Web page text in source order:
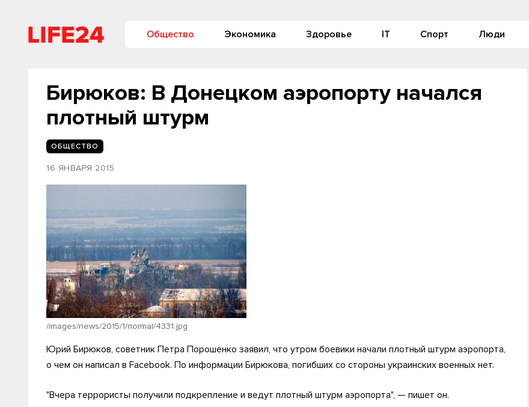
Общество Экономика Здоровье IT Спорт Люди
Бирюков: В Донецком аэропорту начался
плотный штурм
ОБЩЕСТВО
16 ЯНВАРЯ 2015
/images/news/2015/1/normal/4331.jpg
Юрий Бирюков, советник Петра Порошенко заявил, что утром боевики начали плотный штурм аэропорта,
о чем он написал в Facebook. По информации Бирюкова, погибших со стороны украинских военных нет.
"Вчера террористы получили подкрепление и ведут плотный штурм аэропорта", — пишет он.